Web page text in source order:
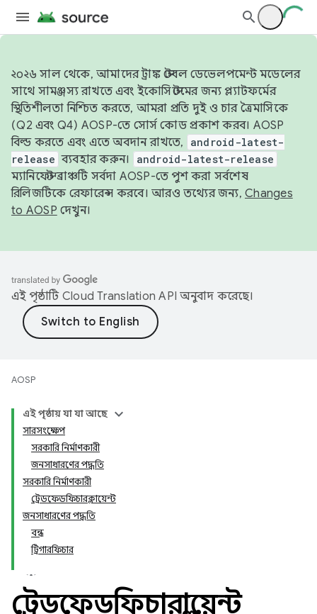
২০২৬ সাল থেকে, আমাদের ট্রাঙ্ক স্টেবল ডেভেলপমেন্ট মডেলের
সাথে সামঞ্জস্য রাখতে এবং ইকোসিস্টেমের জন্য প্ল্যাটফর্মের
স্থিতিশীলতা নিশ্চিত করতে, আমরা প্রতি দুই ও চার ত্রৈমাসিকে
(Q2 এবং Q4) AOSP-তে সোর্স কোড প্রকাশ করব। AOSP
বিল্ড করতে এবং এতে অবদান রাখতে,
android-latest-
release ব্যবহার করুন। android-latest-release
ম্যানিফেস্ট ব্রাঞ্চটি সর্বদা AOSP-তে পুশ করা সর্বশেষ
রিলিজটিকে রেফারেন্স করবে। আরও তথ্যের জন্য, Changes
to AOSP দেখুন।
এই পৃষ্ঠাটি Cloud Translation API অনুবাদ করেছে।
AOSP
এই পৃষ্ঠায় যা যা আছে
সারসংক্ষেপ
সরকারি নির্মাণকারী
জনসাধারণের পদ্ধতি
সরকারি নির্মাণকারী
ট্রেডফেডফিচারক্লায়েন্ট
জনসাধারণের পদ্ধতি
বন্ধ
ট্রিগারফিচার
ট্রেডফেডফিচারক্লায়েন্ট